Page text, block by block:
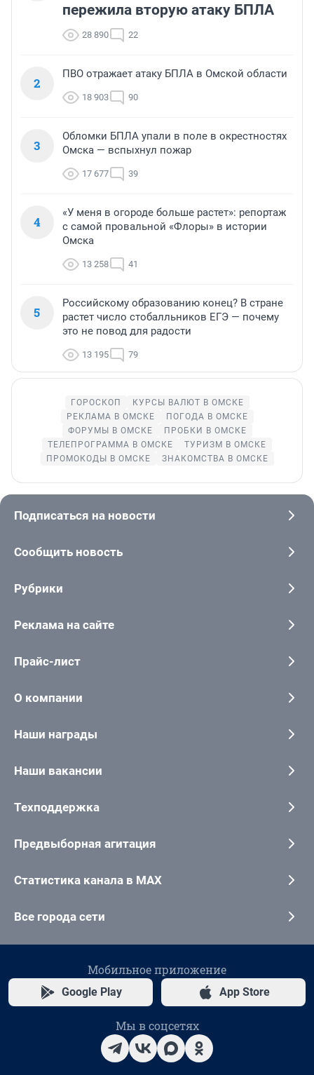
пережила вторую атаку БПЛА
28 890 22
2
ПВО отражает атаку БПЛА в Омской области
18 903 90
3
Обломки БПЛА упали в поле в окрестностях
Омска — вспыхнул пожар
17 677 39
4
«У меня в огороде больше растет»: репортаж
с самой провальной «Флоры» в истории
Омска
13 258 41
5
Российскому образованию конец? В стране
растет число стобалльников ЕГЭ — почему
это не повод для радости
13 195 79
ГОРОСКОП
КУРСЫ ВАЛЮТ В ОМСКЕ
РЕКЛАМА В ОМСКЕ
ПОГОДА В ОМСКЕ
ФОРУМЫ В ОМСКЕ
ПРОБКИ В ОМСКЕ
ТЕЛЕПРОГРАММА В ОМСКЕ
ТУРИЗМ В ОМСКЕ
ПРОМОКОДЫ В ОМСКЕ
ЗНАКОМСТВА В ОМСКЕ
Подписаться на новости
Сообщить новость
Рубрики
Реклама на сайте
Прайс-лист
О компании
Наши награды
Наши вакансии
Техподдержка
Предвыборная агитация
Статистика канала в MAX
Все города сети
Мобильное приложение
Google Play App Store
Мы в соцсетях